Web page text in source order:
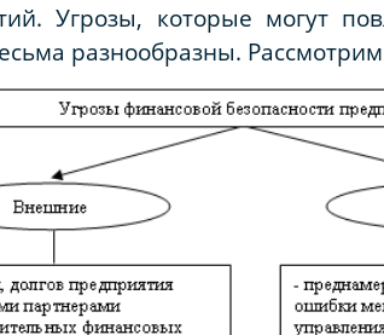
Угрозы, которые могут
разнообразны.